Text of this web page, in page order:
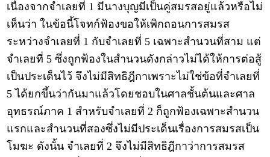
เนื่องจากจำเลยที่ 1 มีนางบุญมีเป็นคู่สมรสอยู่แล้วหรือไม่
เห็นว่า ในข้อนี้โจทก์ฟ้องขอให้เพิกถอนการสมรส
ระหว่างจำเลยที่ 1 กับจำเลยที่ 5 เฉพาะสำนวนที่สาม แต่
จำเลยที่ 5 ซึ่งถูกฟ้องในสำนวนดังกล่าวไม่ได้ให้การต่อสู้
เป็นประเด็นไว้ จึงไม่มีสิทธิฎีกาเพราะไม่ใช่ข้อที่จำเลยที่
5 ได้ยกขึ้นว่ากันมาแล้วโดยชอบในศาลชั้นต้นและศาล
อุทธรณ์ภาค 1 สำหรับจำเลยที่ 2 ก็ถูกฟ้องเฉพาะสำนวน
แรกและสำนวนที่สองซึ่งไม่มีประเด็นเรื่องการสมรสเป็น
โมฆะ ดังนั้น จำเลยที่ 2 จึงไม่มีสิทธิฎีกาว่าการสมรส